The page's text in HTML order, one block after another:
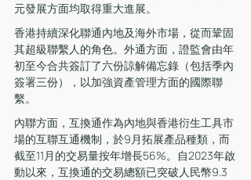
元發展方面均取得重大進展。
香港持續深化聯通內地及海外市場，從而鞏固
其超級聯繫人的角色。外通方面，證監會由年
初至今合共簽訂了六份諒解備忘錄（包括季內
簽署三份），以加強資產管理方面的國際聯
繫。
內聯方面，互換通作為內地與香港衍生工具市
場的互聯互通機制，於9月拓展產品種類，而
截至11月的交易量按年增長56%。自2023年啟
動以來，互換通的交易總額已突破人民幣9.3